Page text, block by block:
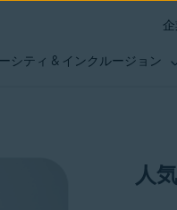
シティ & インクルージョン
人